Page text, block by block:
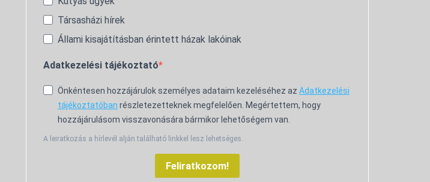
Társasházi hírek
Állami kisajátításban érintett házak lakóinak
Adatkezelési tájékoztató
Önkéntesen hozzájárulok személyes adataim kezeléséhez az Adatkezelési
tájékoztatóban részletezetteknek megfelelően. Megértettem, hogy
hozzájárulásom visszavonására bármikor lehetőségem van.
A leiratkozás a hírlevél alján található linkkel lesz lehetséges.
Feliratkozom!